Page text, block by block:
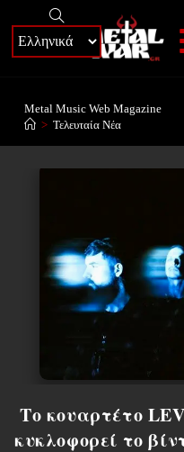
Metal Music Web Magazine
> Τελευταία Νέα
Το κουαρτέτο
κυκλοφορεί το